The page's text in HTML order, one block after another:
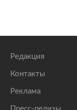
Редакция
Контакты
Реклама